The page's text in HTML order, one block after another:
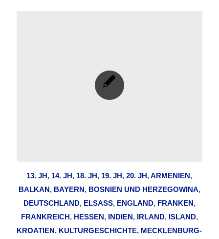
13. JH, 14. JH, 18. JH, 19. JH,20. JH,ARMENIEN,
BALKAN, BAYERN, BOSNIEN UND HERZEGOWINA,
DEUTSCHLAND, ELSASS, ENGLAND, FRANKEN,
FRANKREICH, HESSEN, INDIEN, IRLAND, ISLAND,
KROATIEN, KULTURGESCHICHTE, MECKLENBURG-